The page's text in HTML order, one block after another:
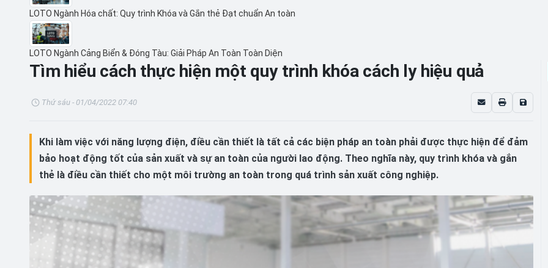
LOTO Ngành Hóa chất: Quy trình Khóa và Gắn thẻ Đạt chuẩn An toàn
LOTO Ngành Cảng Biển & Đóng Tàu: Giải Pháp An Toàn Toàn Diện
Tìm hiểu cách thực hiện một quy trình khóa cách ly hiệu quả
Thứ sáu - 01/04/2022 07:40
Khi làm việc với năng lượng điện, điều cần thiết là tất cả các biện pháp an toàn phải được thực hiện để đảm
bảo hoạt động tốt của sản xuất và sự an toàn của người lao động. Theo nghĩa này, quy trình khóa và gắn
thẻ là điều cần thiết cho một môi trường an toàn trong quá trình sản xuất công nghiệp.